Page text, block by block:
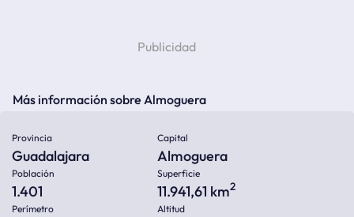
Más información sobre Almoguera
Provincia
Guadalajara
Capital
Almoguera
Población
1.401
Superficie
11.941,61 km2
Perímetro Altitud